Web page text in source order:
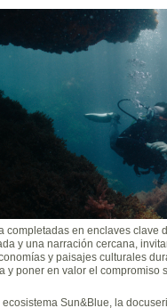
completadas en enclaves clave
y una narración cercana,
y paisajes culturales
y poner en valor el
Sun&Blue, la